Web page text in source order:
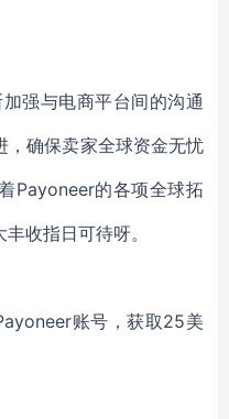
强与电商平台间的沟通
，确保卖家全球资金无忧
Payoneer的各项全球拓
收指日可待呀。
账号，获取25美